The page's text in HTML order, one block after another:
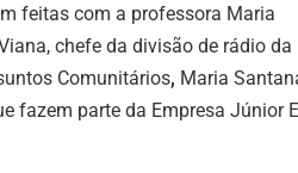
o
feitas com a professora Maria
chefe da divisão de rádio da
Comunitários, Maria
fazem parte da Empresa Júnior